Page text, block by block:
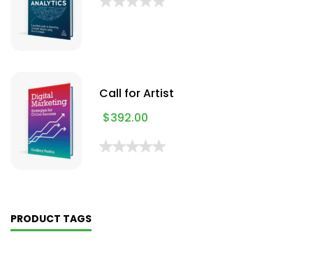
Call for Artist
$392.00
PRODUCT TAGS